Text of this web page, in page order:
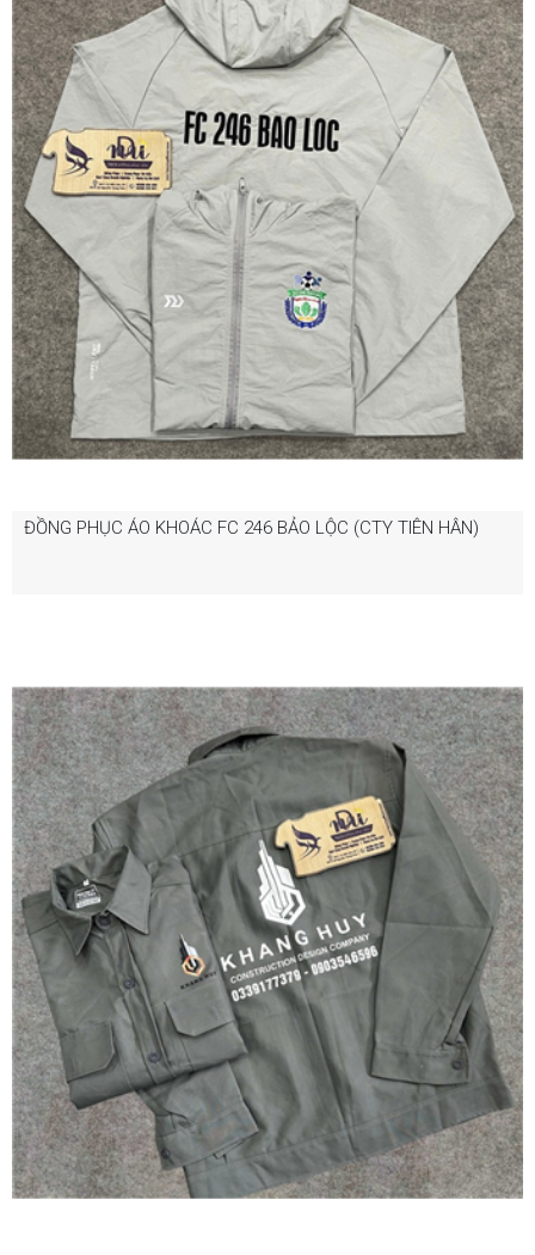
ĐỒNG PHỤC ÁO KHOÁC FC 246 BẢO LỘC (CTY TIÊN HÂN)